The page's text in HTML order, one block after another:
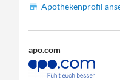
Apothekenprofil
apo.com